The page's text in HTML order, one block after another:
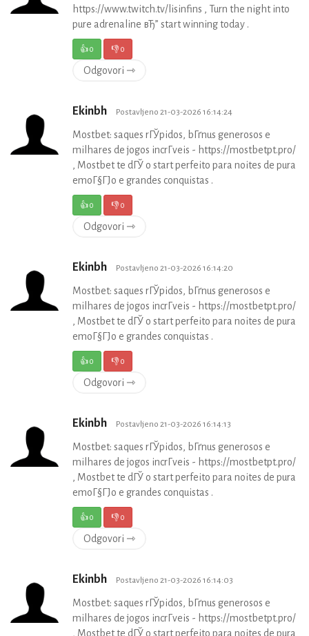
https://www.twitch.tv/lisinfins , Turn the night into
pure adrenaline вЂ” start winning today .
👍0 👎0
Odgovori ⇾
Ekinbh Postavljeno 21-03-2026 16:14:24
Mostbet: saques rГЎpidos, bГґnus generosos e
milhares de jogos incrГ­veis - https://mostbetpt.pro/
, Mostbet te dГЎ o start perfeito para noites de pura
emoГ§ГЈo e grandes conquistas .
👍0 👎0
Odgovori ⇾
Ekinbh Postavljeno 21-03-2026 16:14:20
Mostbet: saques rГЎpidos, bГґnus generosos e
milhares de jogos incrГ­veis - https://mostbetpt.pro/
, Mostbet te dГЎ o start perfeito para noites de pura
emoГ§ГЈo e grandes conquistas .
👍0 👎0
Odgovori ⇾
Ekinbh Postavljeno 21-03-2026 16:14:13
Mostbet: saques rГЎpidos, bГґnus generosos e
milhares de jogos incrГ­veis - https://mostbetpt.pro/
, Mostbet te dГЎ o start perfeito para noites de pura
emoГ§ГЈo e grandes conquistas .
👍0 👎0
Odgovori ⇾
Ekinbh Postavljeno 21-03-2026 16:14:03
Mostbet: saques rГЎpidos, bГґnus generosos e
milhares de jogos incrГ­veis - https://mostbetpt.pro/
, Mostbet te dГЎ o start perfeito para noites de pura